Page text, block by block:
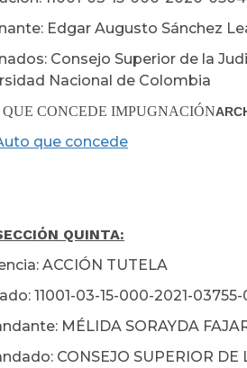
Edgar Augusto Sánchez
Consejo Superior de la
Nacional de Colombia
CONCEDE IMPUGNACIÓN
que concede
24 de
QUINTA:
ACCIÓN TUTELA
11001-03-15-000-2021-
MÉLIDA SORAYDA
CONSEJO SUPERIOR